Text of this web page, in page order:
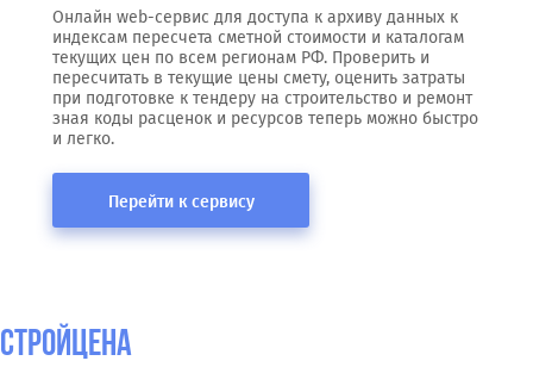
Онлайн web-сервис для доступа к архиву данных к
индексам пересчета сметной стоимости и каталогам
текущих цен по всем регионам РФ. Проверить и
пересчитать в текущие цены смету, оценить затраты
при подготовке к тендеру на строительство и ремонт
зная коды расценок и ресурсов теперь можно быстро
и легко.
Перейти к сервису
СтройЦена